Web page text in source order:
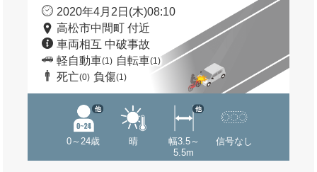
2020年4月2日(木)08:10
高松市中間町 付近
車両相互 中破事故
軽自動車(1) 自転車(1)
死亡(0) 負傷(1)
0～24歳
他
晴
幅3.5～
5.5m
他
信号なし